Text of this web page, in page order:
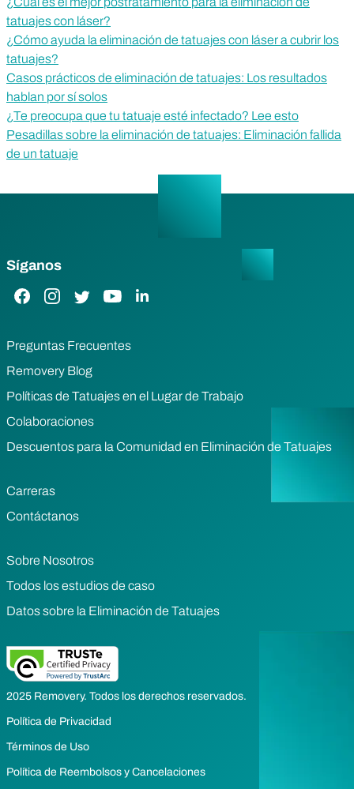
tatuajes con láser?
¿Cómo ayuda la eliminación de tatuajes con láser a cubrir los
tatuajes?
Casos prácticos de eliminación de tatuajes: Los resultados
hablan por sí solos
¿Te preocupa que tu tatuaje esté infectado? Lee esto
Pesadillas sobre la eliminación de tatuajes: Eliminación fallida
de un tatuaje
Síganos
Enlace de Facebook
Enlace de Instagram
Enlace de Twitter
Enlace de YouTube
Enlace de LinkedIn
Preguntas Frecuentes
Removery Blog
Políticas de Tatuajes en el Lugar de Trabajo
Colaboraciones
Descuentos para la Comunidad en Eliminación de Tatuajes
Carreras
Contáctanos
Sobre Nosotros
Todos los estudios de caso
Datos sobre la Eliminación de Tatuajes
2025 Removery. Todos los derechos reservados.
Política de Privacidad
Términos de Uso
Política de Reembolsos y Cancelaciones